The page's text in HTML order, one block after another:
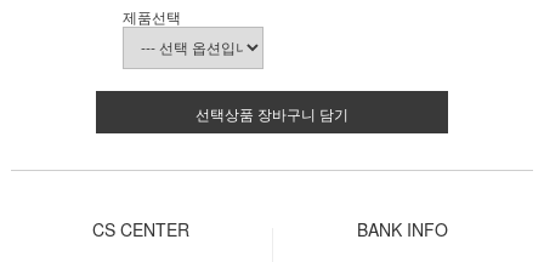
제품선택
선택상품 장바구니 담기
CS CENTER BANK INFO